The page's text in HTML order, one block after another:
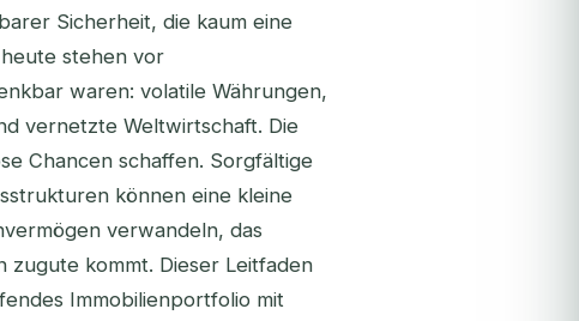
Sicherheit, die kaum eine
stehen vor
waren: volatile Währungen,
vernetzte Weltwirtschaft. Die
Chancen schaffen. Sorgfältige
können eine kleine
verwandeln, das
zugute kommt. Dieser Leitfaden
Immobilienportfolio mit